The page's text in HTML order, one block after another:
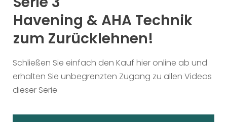
Havening & AHA Technik
zum Zurücklehnen!
Schließen Sie einfach den Kauf hier online ab und
erhalten Sie unbegrenzten Zugang zu allen Videos
dieser Serie